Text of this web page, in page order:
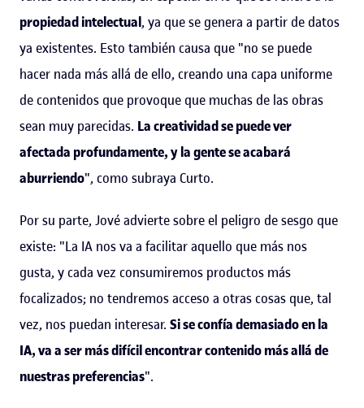
propiedad intelectual, ya que se genera a partir de datos
ya existentes. Esto también causa que "no se puede
hacer nada más allá de ello, creando una capa uniforme
de contenidos que provoque que muchas de las obras
sean muy parecidas. La creatividad se puede ver
afectada profundamente, y la gente se acabará
aburriendo", como subraya Curto.
Por su parte, Jové advierte sobre el peligro de sesgo que
existe: "La IA nos va a facilitar aquello que más nos
gusta, y cada vez consumiremos productos más
focalizados; no tendremos acceso a otras cosas que, tal
vez, nos puedan interesar. Si se confía demasiado en la
IA, va a ser más difícil encontrar contenido más allá de
nuestras preferencias".